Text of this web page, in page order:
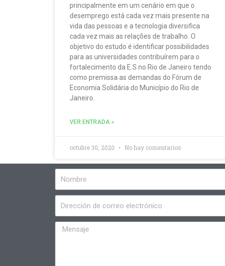
principalmente em um cenário em que o
desemprego está cada vez mais presente na
vida das pessoas e a tecnologia diversifica
cada vez mais as relações de trabalho. O
objetivo do estudo é identificar possibilidades
para as universidades contribuírem para o
fortalecimento da E.S no Rio de Janeiro tendo
como premissa as demandas do Fórum de
Economia Solidária do Município do Rio de
Janeiro.
VER ENTRADA »
octubre 30, 2020 No hay comentarios